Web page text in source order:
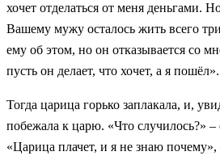
хочет отделаться от меня деньгами.
Вашему мужу осталось жить всего
ему об этом, но он отказывается со
пусть он делает, что хочет, а я пошёл».
Тогда царица горько заплакала, и,
побежала к царю. «Что случилось?» –
«Царица плачет, и я не знаю почему»,